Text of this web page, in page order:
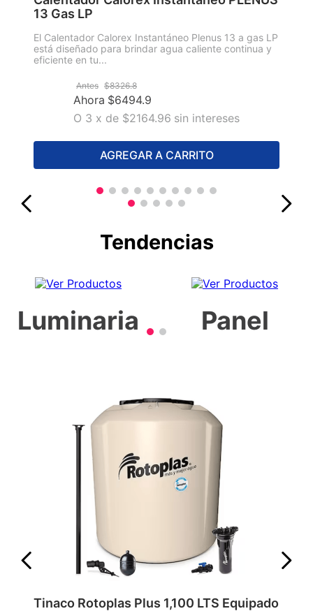
13 Gas LP
El Calentador Calorex Instantáneo Plenus 13 a gas LP
está diseñado para brindar agua caliente continua y
eficiente en tu...
Antes $8326.8
Ahora $6494.9
O 3 x de $2164.96 sin intereses
AGREGAR A CARRITO
Tendencias
Luminaria Panel
Tinaco Rotoplas Plus 1,100 LTS Equipado